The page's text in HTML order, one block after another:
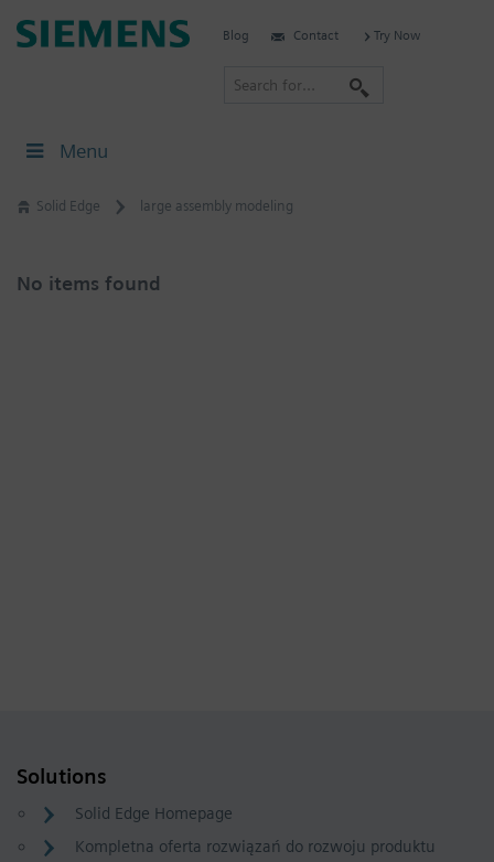
Skip
to
Solid Edge large assembly modeling
No items found
Solutions
Solid Edge Homepage
Kompletna oferta rozwiązań do rozwoju produktu
Siemens
Blog Contact Try Now
c
Menu